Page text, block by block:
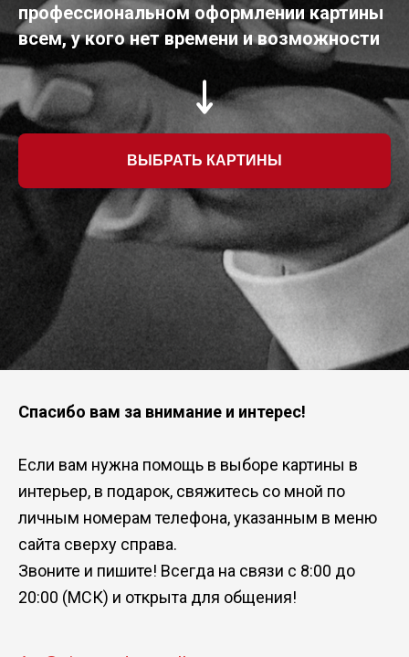
профессиональном оформлении картины
всем, у кого нет времени и возможности
ВЫБРАТЬ КАРТИНЫ
Спасибо вам за внимание и интерес!
Если вам нужна помощь в выборе картины в
интерьер, в подарок, свяжитесь со мной по
личным номерам телефона, указанным в меню
сайта сверху справа.
Звоните и пишите! Всегда на связи с 8:00 до
20:00 (МСК) и открыта для общения!